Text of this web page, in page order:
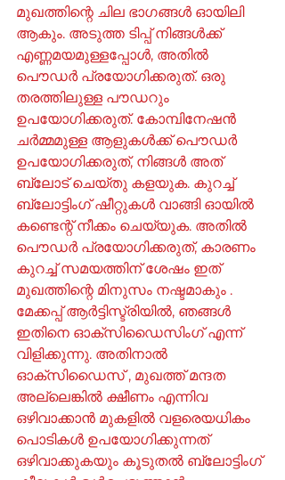
മുഖത്തിന്റെ ചില ഭാഗങ്ങൾ ഓയിലി
ആകും. അടുത്ത ടിപ്പ് നിങ്ങൾക്ക്
എണ്ണമയമുള്ളപ്പോൾ, അതിൽ
പൌഡർ പ്രയോഗിക്കരുത്. ഒരു
തരത്തിലുള്ള പൗഡറും
ഉപയോഗിക്കരുത്. കോമ്പിനേഷൻ
ചർമ്മമുള്ള ആളുകൾക്ക് പൌഡർ
ഉപയോഗിക്കരുത്, നിങ്ങൾ അത്
ബ്ലോട് ചെയ്തു കളയുക. കുറച്ച്
ബ്ലോട്ടിംഗ് ഷീറ്റുകൾ വാങ്ങി ഓയിൽ
കണ്ടെന്റ് നീക്കം ചെയ്യുക. അതിൽ
പൌഡർ പ്രയോഗിക്കരുത്, കാരണം
കുറച്ച് സമയത്തിന് ശേഷം ഇത്
മുഖത്തിന്റെ മിനുസം നഷ്ടമാകും .
മേക്കപ്പ് ആർട്ടിസ്ട്രിയിൽ, ഞങ്ങൾ
ഇതിനെ ഓക്സിഡൈസിംഗ് എന്ന്
വിളിക്കുന്നു. അതിനാൽ
ഓക്സിഡൈസ് , മുഖത്ത് മന്ദത
അല്ലെങ്കിൽ ക്ഷീണം എന്നിവ
ഒഴിവാക്കാൻ മുകളിൽ വളരെയധികം
പൊടികൾ ഉപയോഗിക്കുന്നത്
ഒഴിവാക്കുകയും കൂടുതൽ ബ്ലോട്ടിംഗ്